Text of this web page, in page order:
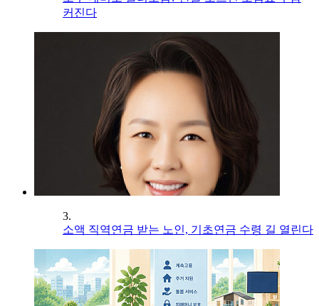
커진다
3.
소액 직역연금 받는 노인, 기초연금 수령 길 열린다